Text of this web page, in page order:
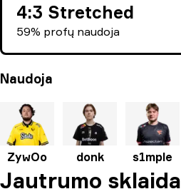
4:3 Stretched
59% profų naudoja
Naudoja
ZywOo donk s1mple
Jautrumo sklaida